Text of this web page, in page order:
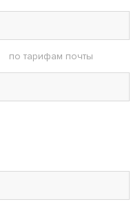
по тарифам почты